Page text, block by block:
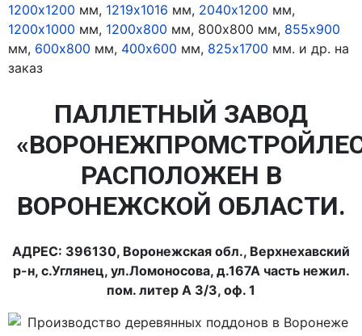
1200х1200 мм, 1219х1016 мм, 2040х1200 мм,
1200х1000 мм, 1200х800 мм, 800x800 мм, 855х900
мм, 600х800 мм, 400х600 мм, 825х1700 мм. и др. на
заказ
ПАЛЛЕТНЫЙ ЗАВОД
РАСПОЛОЖЕН В
ВОРОНЕЖСКОЙ ОБЛАСТИ.
АДРЕС: 396130, Воронежская обл., Верхнехавский
р-н, с.Углянец, ул.Ломоносова, д.167А часть нежил.
пом. литер А 3/3, оф. 1